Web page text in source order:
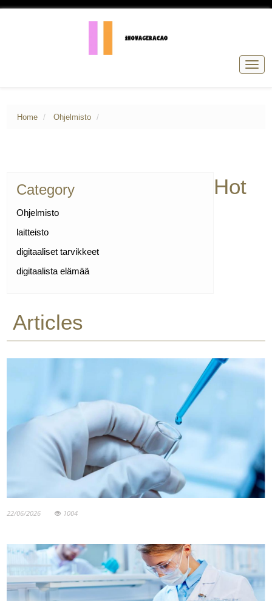
Home Ohjelmisto
Category
Ohjelmisto
laitteisto
digitaaliset tarvikkeet
digitaalista elämää
Hot
Articles
22/06/2026 1004